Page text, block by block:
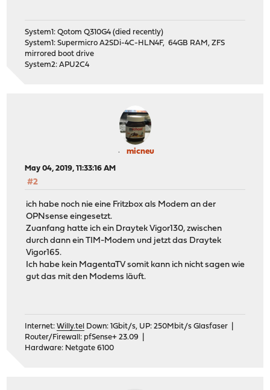
System1: Qotom Q310G4 (died recently)
System1: Supermicro A2SDi-4C-HLN4F, 64GB RAM, ZFS
mirrored boot drive
System2: APU2C4
micneu
May 04, 2019, 11:33:16 AM
#2
ich habe noch nie eine Fritzbox als Modem an der
OPNsense eingesetzt.
Zuanfang hatte ich ein Draytek Vigor130, zwischen
durch dann ein TIM-Modem und jetzt das Draytek
Vigor165.
Ich habe kein MagentaTV somit kann ich nicht sagen wie
gut das mit den Modems läuft.
Internet:Willy.tel
Down: 1Gbit/s, UP: 250Mbit/s Glasfaser |
Router/Firewall: pfSense+ 23.09 |
Hardware: Netgate 6100